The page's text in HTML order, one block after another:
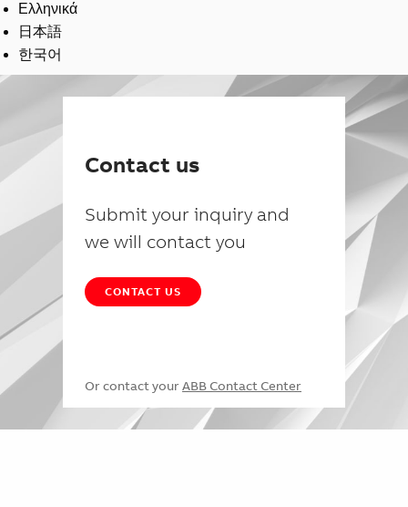
Ελληνικά
日本語
한국어
Contact us
Submit your inquiry and
we will contact you
CONTACT US
Or contact your ABB Contact Center